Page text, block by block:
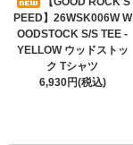
PEED】26WSK006W W
OODSTOCK S/S TEE -
YELLOW ウッドストッ
ク Tシャツ
6,930円(税込)